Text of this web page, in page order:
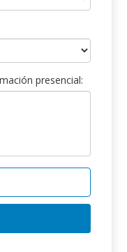
presencial: